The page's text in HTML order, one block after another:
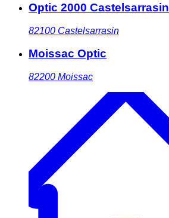
Optic 2000 Castelsarrasin
82100 Castelsarrasin
Moissac Optic
82200 Moissac